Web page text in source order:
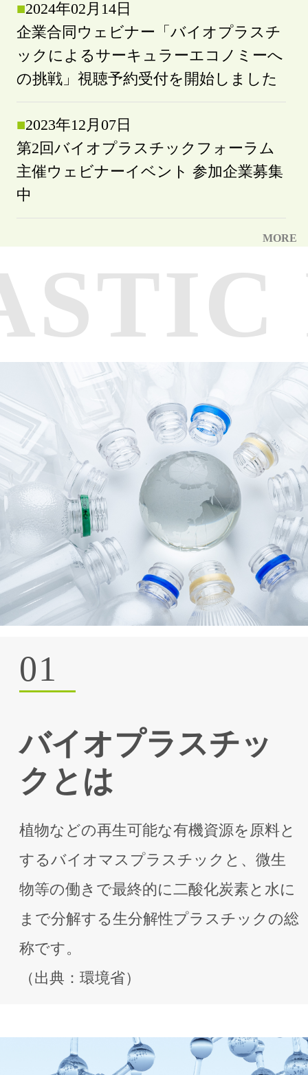
■2024年02月14日
企業合同ウェビナー「バイオプラスチ
ックによるサーキュラーエコノミーへ
の挑戦」視聴予約受付を開始しました
■2023年12月07日
第2回バイオプラスチックフォーラム
主催ウェビナーイベント 参加企業募集
中
MORE
01
バイオプラスチッ
クとは
植物などの再⽣可能な有機資源を原料と
するバイオマスプラスチックと、微⽣
物等の働きで最終的に⼆酸化炭素と⽔に
まで分解する⽣分解性プラスチックの総
称です。
（出典：環境省）